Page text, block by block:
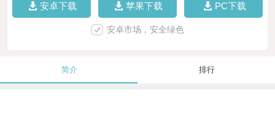
安卓下载 苹果下载 PC下载
安卓市场，安全绿色
简介 排行